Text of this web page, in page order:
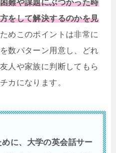
困難や課題にぶつかった時
をして解決するのかを見
めこのポイントは非常に
数パターン用意し、どれ
人や家族に判断してもら
カになります。
めに、大学の英会話サー